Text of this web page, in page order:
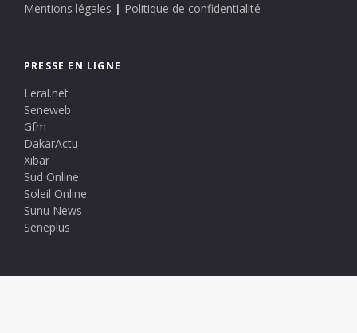
Mentions légales | Politique de confidentialité
PRESSE EN LIGNE
Leral.net
Seneweb
Gfm
DakarActu
Xibar
Sud Online
Soleil Online
Sunu News
Seneplus